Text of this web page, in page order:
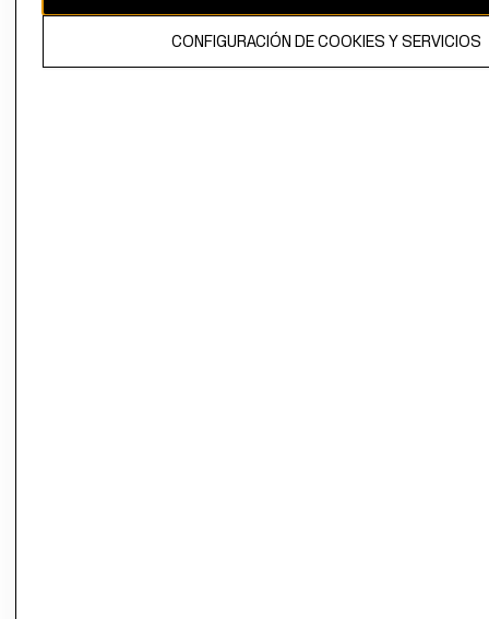
CAMBIAR REGIÓN
CONFIGURACIÓN DE COOKIES Y SERVICIOS